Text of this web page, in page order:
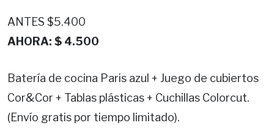
ANTES $5.400
AHORA: $ 4.500
Batería de cocina Paris azul + Juego de cubiertos
Cor&Cor + Tablas plásticas + Cuchillas Colorcut.
(Envío gratis por tiempo limitado).